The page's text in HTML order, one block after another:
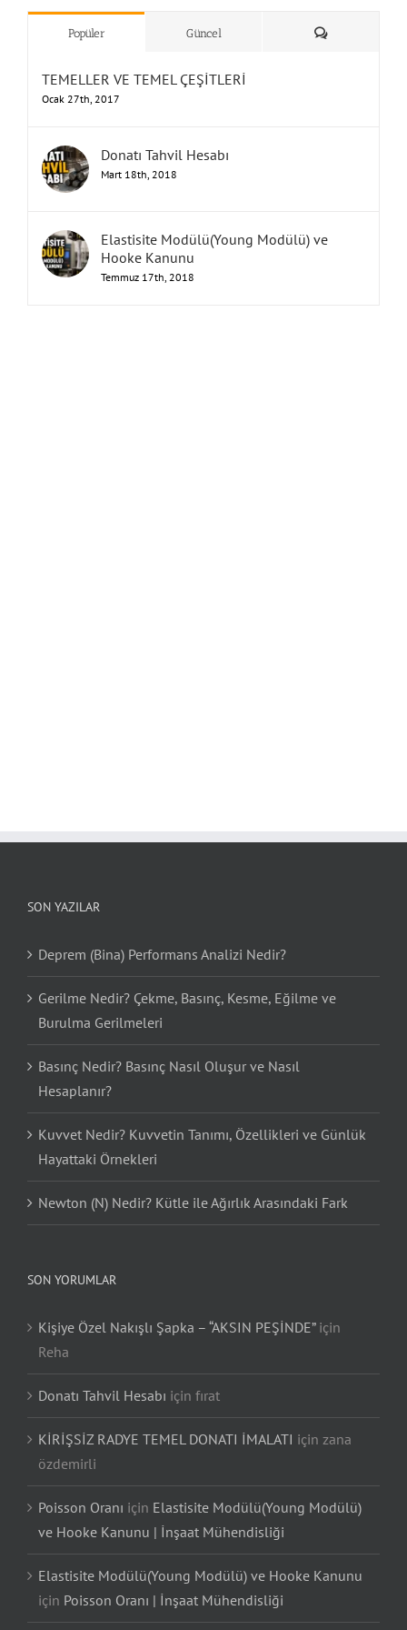
& ”Humbarahane”
Popüler Güncel Yorum
TEMELLER VE TEMEL ÇEŞİTLERİ
Ocak 27th, 2017
Donatı Tahvil Hesabı
Mart 18th, 2018
Elastisite Modülü(Young Modülü) ve
Hooke Kanunu
Temmuz 17th, 2018
SON YAZILAR
Deprem (Bina) Performans Analizi Nedir?
Gerilme Nedir? Çekme, Basınç, Kesme, Eğilme ve
Burulma Gerilmeleri
Basınç Nedir? Basınç Nasıl Oluşur ve Nasıl
Hesaplanır?
Kuvvet Nedir? Kuvvetin Tanımı, Özellikleri ve Günlük
Hayattaki Örnekleri
Newton (N) Nedir? Kütle ile Ağırlık Arasındaki Fark
SON YORUMLAR
Kişiye Özel Nakışlı Şapka – “AKSIN PEŞİNDE”için
Reha
Donatı Tahvil Hesabı için fırat
KİRİŞSİZ RADYE TEMEL DONATI İMALATI için zana
özdemirli
Poisson Oranı için Elastisite Modülü(Young Modülü)
ve Hooke Kanunu | İnşaat Mühendisliği
Elastisite Modülü(Young Modülü) ve Hooke Kanunu
için Poisson Oranı | İnşaat Mühendisliği